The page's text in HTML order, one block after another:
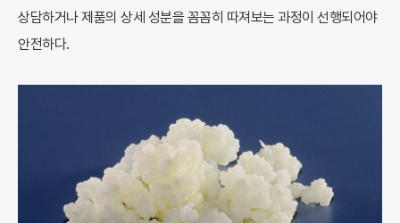
상담하거나 제품의 상세 성분을 꼼꼼히 따져보는 과정이 선행되어야
안전하다.